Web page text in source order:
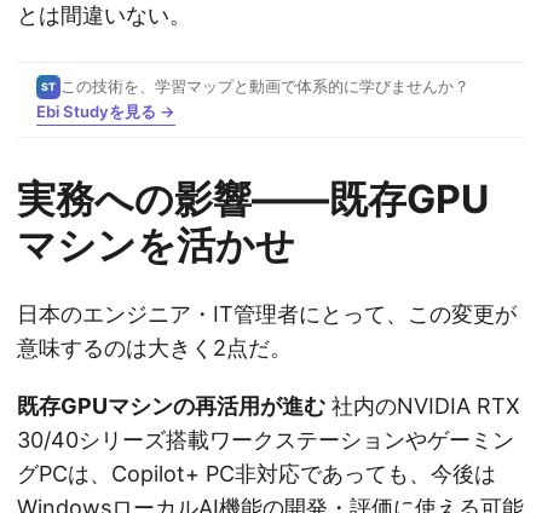
とは間違いない。
ST この技術を、学習マップと動画で体系的に学びませんか？
Ebi Studyを見る →
実務への影響——既存GPU
マシンを活かせ
日本のエンジニア・IT管理者にとって、この変更が
意味するのは大きく2点だ。
既存GPUマシンの再活用が進む 社内のNVIDIA RTX
30/40シリーズ搭載ワークステーションやゲーミン
グPCは、Copilot+ PC非対応であっても、今後は
WindowsローカルAI機能の開発・評価に使える可能